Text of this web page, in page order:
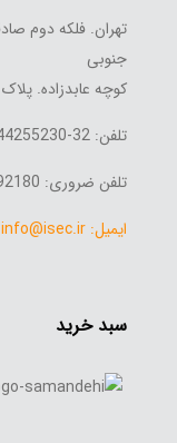
تهران. فلکه دوم
جنوبی
کوچه عابدزاده. پلاک ۲۰. طبقه دوم
تلفن: 32-02144255230
تلفن ضروری: 09378192180
ایمیل: info@isec.ir
سبد خرید